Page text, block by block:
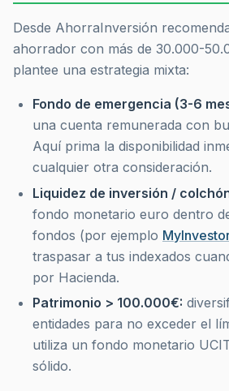
Desde AhorraInversión
ahorrador con más de 30.000-
plantee una estrategia mixta:
Fondo de emergencia (3-6
una cuenta remunerada con
Aquí prima la disponibilidad
cualquier otra consideración.
Liquidez de inversión /
fondo monetario euro dentro
fondos (por ejemplo
traspasar a tus indexados
por Hacienda.
Patrimonio > 100.000€:
entidades para no exceder el
utiliza un fondo monetario
sólido.